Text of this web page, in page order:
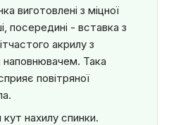
виготовлені з міцної
посередині - вставка з
акрилу з
Така
повітряної
кут нахилу спинки.